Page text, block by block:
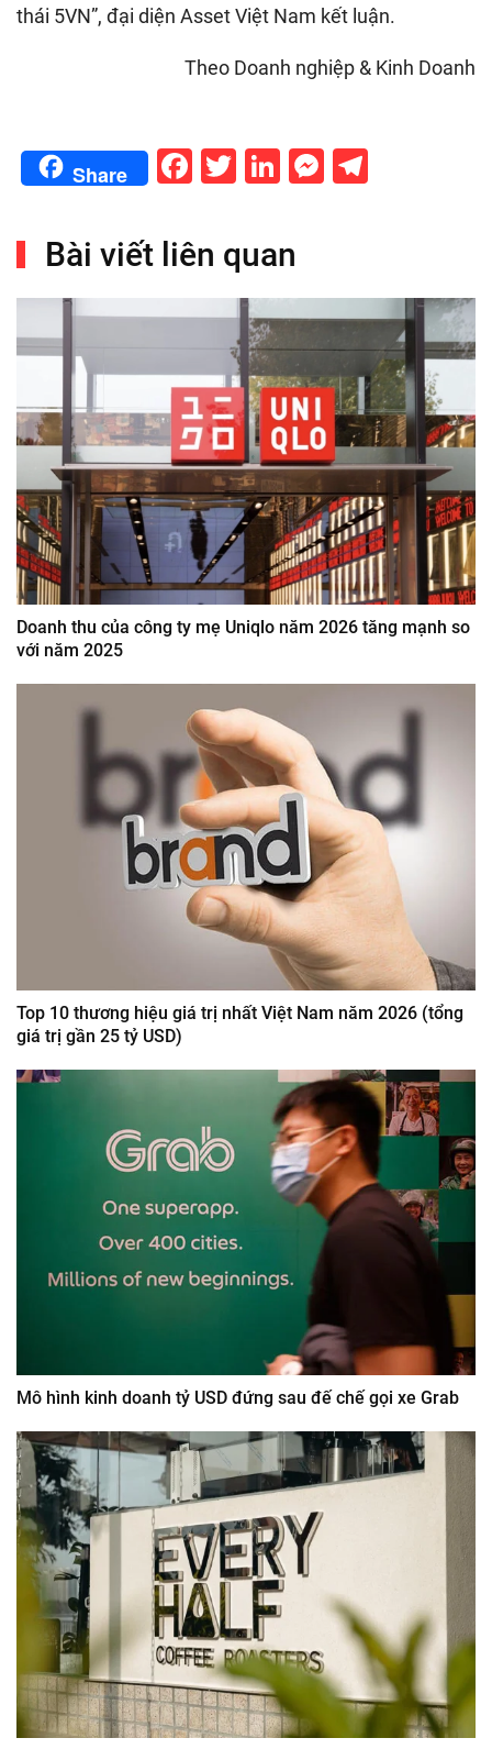
thái 5VN”, đại diện Asset Việt Nam kết luận.
Theo Doanh nghiệp & Kinh Doanh
Share Facebook
Twitter
LinkedIn
Bài viết liên quan
Doanh thu của công ty mẹ Uniqlo năm 2026 tăng mạnh so
với năm 2025
Top 10 thương hiệu giá trị nhất Việt Nam năm 2026 (tổng
giá trị gần 25 tỷ USD)
Mô hình kinh doanh tỷ USD đứng sau đế chế gọi xe Grab